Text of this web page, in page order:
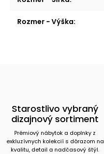
Rozmer - Výška:
Starostlivo vybraný
dizajnový sortiment
Prémiový nábytok a doplnky z
exkluzívnych kolekcií s dôrazom na
kvalitu, detail a nadčasový štýl.